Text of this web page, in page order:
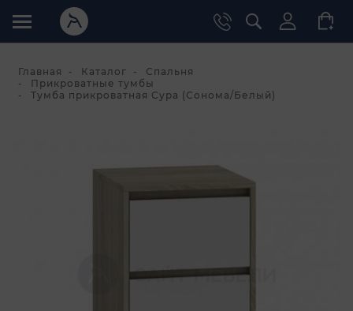
Главная Каталог
Спальня
Прикроватные тумбы
Тумба прикроватная Сура (Сонома/Белый)